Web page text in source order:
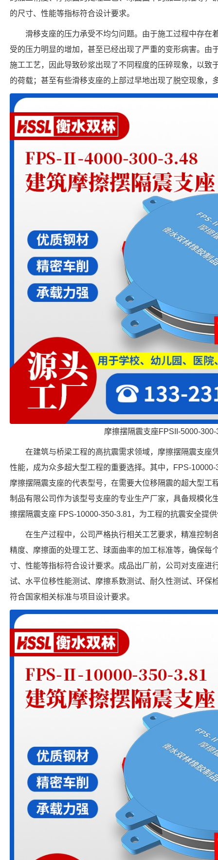
的尺寸、性能等指标符合设计要求。
滑移支座的压力承受不均匀问题。由于施工过程中存在
受的压力明显的增加，甚至已经出现了严重的变形病害。由
施工工艺，因此导致砂浆出现了不同程度的压碎现象，以致
的荷载；甚至有些滑移支座的上部过早地出现了脱空现象，
摩擦摆隔震支座FPSII-5000-300-
在建筑与桥梁工程的高抗震需求领域，摩擦摆隔震支座
性能，成为众多超大型工程的重要选择。其中，FPS-
摩擦摆隔震支座的代表型号，在需要大位移隔震的超大型工
制品有限公司作为该型号支座的专业生产厂家，具备规模化
擦摆隔震支座 FPS-10000-350-3.81，为工程的抗震安全提
在生产过程中，公司严格执行相关工艺要求，精准控制
精度、摩擦面的处理工艺、球面曲率的加工标准等，确保每
寸、性能等指标符合设计要求。成品出厂前，公司对支座进
试、水平位移性能测试、摩擦系数测试、耐久性测试、环保
符合国家相关标准与项目设计要求。